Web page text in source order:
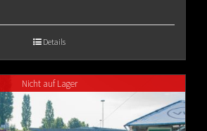
€80.00
Details
Nicht auf Lager